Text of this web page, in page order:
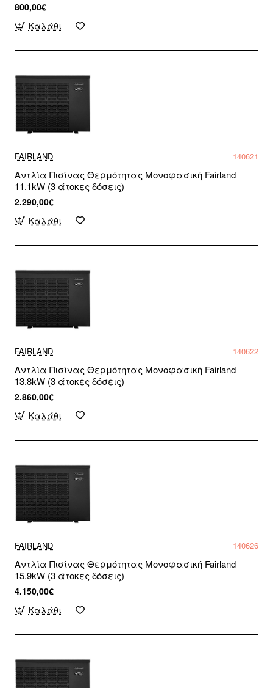
800,00€
Καλάθι
FAIRLAND 140621
Αντλία Πισίνας Θερμότητας Μονοφασική Fairland
11.1kW (3 άτοκες δόσεις)
2.290,00€
Καλάθι
FAIRLAND 140622
Αντλία Πισίνας Θερμότητας Μονοφασική Fairland
13.8kW (3 άτοκες δόσεις)
2.860,00€
Καλάθι
FAIRLAND 140626
Αντλία Πισίνας Θερμότητας Μονοφασική Fairland
15.9kW (3 άτοκες δόσεις)
4.150,00€
Καλάθι